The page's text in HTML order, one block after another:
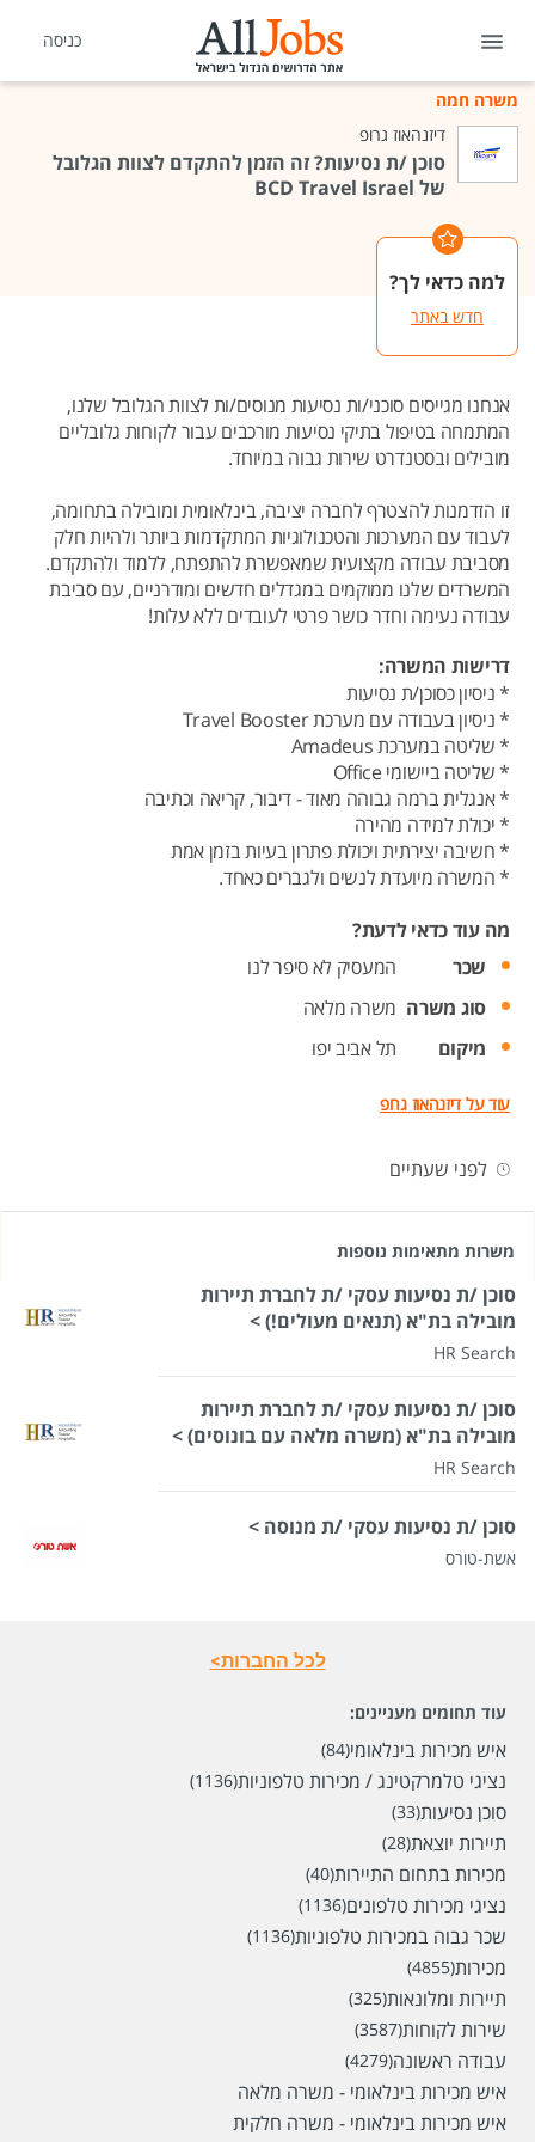
כניסה
משרה חמה
דיזנהאוז גרופ
סוכן /ת נסיעות? זה הזמן להתקדם לצוות הגלובל
של BCD Travel Israel
למה כדאי לך?
חדש באתר
אנחנו מגייסים סוכני/ות נסיעות מנוסים/ות לצוות הגלובל שלנו,
המתמחה בטיפול בתיקי נסיעות מורכבים עבור לקוחות גלובליים
מובילים ובסטנדרט שירות גבוה במיוחד.
זו הזדמנות להצטרף לחברה יציבה, בינלאומית ומובילה בתחומה,
לעבוד עם המערכות והטכנולוגיות המתקדמות ביותר ולהיות חלק
מסביבת עבודה מקצועית שמאפשרת להתפתח, ללמוד ולהתקדם.
המשרדים שלנו ממוקמים במגדלים חדשים ומודרניים, עם סביבת
עבודה נעימה וחדר כושר פרטי לעובדים ללא עלות!
דרישות המשרה:
* ניסיון כסוכן/ת נסיעות
* ניסיון בעבודה עם מערכת Travel Booster
* שליטה במערכת Amadeus
* שליטה ביישומי Office
* אנגלית ברמה גבוהה מאוד - דיבור, קריאה וכתיבה
* יכולת למידה מהירה
* חשיבה יצירתית ויכולת פתרון בעיות בזמן אמת
* המשרה מיועדת לנשים ולגברים כאחד.
מה עוד כדאי לדעת?
שכר
המעסיק לא סיפר לנו
סוג משרה משרה מלאה
מיקום
תל אביב יפו
עוד על דיזנהאוז גרופ
לפני שעתיים
משרות מתאימות נוספות
סוכן /ת נסיעות עסקי /ת לחברת תיירות
מובילה בת"א (תנאים מעולים!) >
HR Search
סוכן /ת נסיעות עסקי /ת לחברת תיירות
מובילה בת"א (משרה מלאה עם בונוסים) >
HR Search
סוכן /ת נסיעות עסקי /ת מנוסה >
אשת-טורס
לכל החברות>
עוד תחומים מעניינים:
איש מכירות בינלאומי(84)
נציגי טלמרקטינג / מכירות טלפוניות(1136)
סוכן נסיעות(33)
תיירות יוצאת(28)
מכירות בתחום התיירות(40)
נציגי מכירות טלפונים(1136)
שכר גבוה במכירות טלפוניות(1136)
מכירות(4855)
תיירות ומלונאות(325)
שירות לקוחות(3587)
עבודה ראשונה(4279)
איש מכירות בינלאומי - משרה מלאה
איש מכירות בינלאומי - משרה חלקית